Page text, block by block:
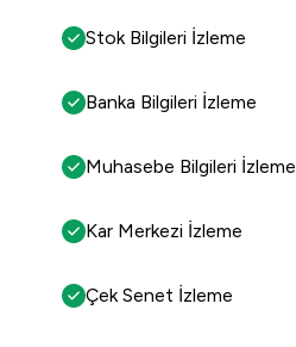
Stok Bilgileri İzleme
Banka Bilgileri İzleme
Muhasebe Bilgileri İzleme
Kar Merkezi İzleme
Çek Senet İzleme